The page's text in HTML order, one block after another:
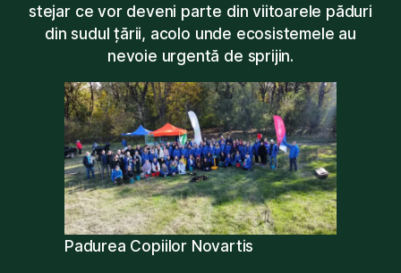
stejar ce vor deveni parte din viitoarele păduri
din sudul țării, acolo unde ecosistemele au
nevoie urgentă de sprijin.
Padurea Copiilor Novartis